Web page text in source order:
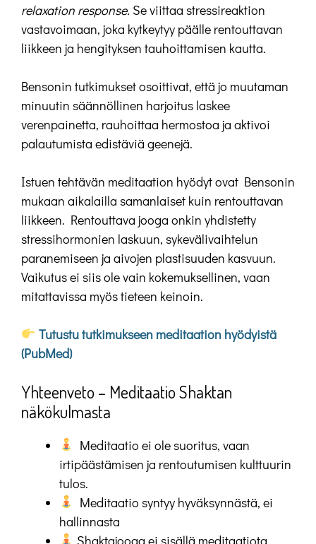
relaxation response. Se viittaa stressireaktion
vastavoimaan, joka kytkeytyy päälle rentouttavan
liikkeen ja hengityksen tauhoittamisen kautta.
Bensonin tutkimukset osoittivat, että jo muutaman
minuutin säännöllinen harjoitus laskee
verenpainetta, rauhoittaa hermostoa ja aktivoi
palautumista edistäviä geenejä.
Istuen tehtävän meditaation hyödyt ovat Bensonin
mukaan aikalailla samanlaiset kuin rentouttavan
liikkeen. Rentouttava jooga onkin yhdistetty
stressihormonien laskuun, sykevälivaihtelun
paranemiseen ja aivojen plastisuuden kasvuun.
Vaikutus ei siis ole vain kokemuksellinen, vaan
mitattavissa myös tieteen keinoin.
Tutustu tutkimukseen meditaation hyödyistä
(PubMed)
Yhteenveto – Meditaatio Shaktan
näkökulmasta
Meditaatio ei ole suoritus, vaan
irtipäästämisen ja rentoutumisen kulttuurin
tulos.
Meditaatio syntyy hyväksynnästä, ei
hallinnasta
Shaktajooga ei sisällä meditaatiota,